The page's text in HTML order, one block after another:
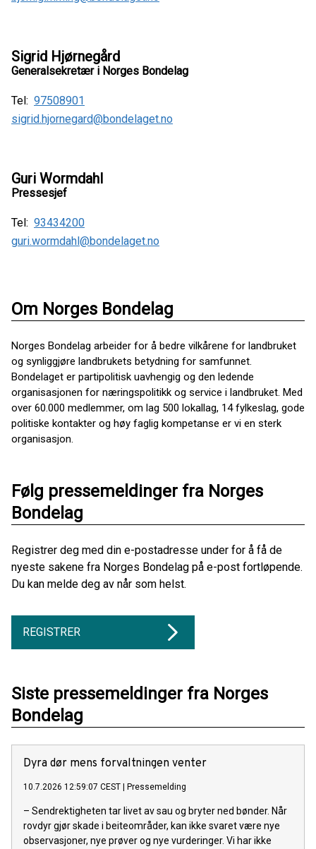
Sigrid Hjørnegård
Generalsekretær i Norges Bondelag
Tel: 97508901
sigrid.hjornegard@bondelaget.no
Guri Wormdahl
Pressesjef
Tel: 93434200
guri.wormdahl@bondelaget.no
Om Norges Bondelag
Norges Bondelag arbeider for å bedre vilkårene for landbruket
og synliggjøre landbrukets betydning for samfunnet.
Bondelaget er partipolitisk uavhengig og den ledende
organisasjonen for næringspolitikk og service i landbruket. Med
over 60.000 medlemmer, om lag 500 lokallag, 14 fylkeslag, gode
politiske kontakter og høy faglig kompetanse er vi en sterk
organisasjon.
Følg pressemeldinger fra Norges
Bondelag
Registrer deg med din e-postadresse under for å få de
nyeste sakene fra Norges Bondelag på e-post fortløpende.
Du kan melde deg av når som helst.
REGISTRER
Siste pressemeldinger fra Norges
Bondelag
Dyra dør mens forvaltningen venter
10.7.2026 12:59:07 CEST Pressemelding
– Sendrektigheten tar livet av sau og bryter ned bønder. Når
rovdyr gjør skade i beiteområder, kan ikke svaret være nye
observasjoner, nye prøver og nye vurderinger. Vi har ikke